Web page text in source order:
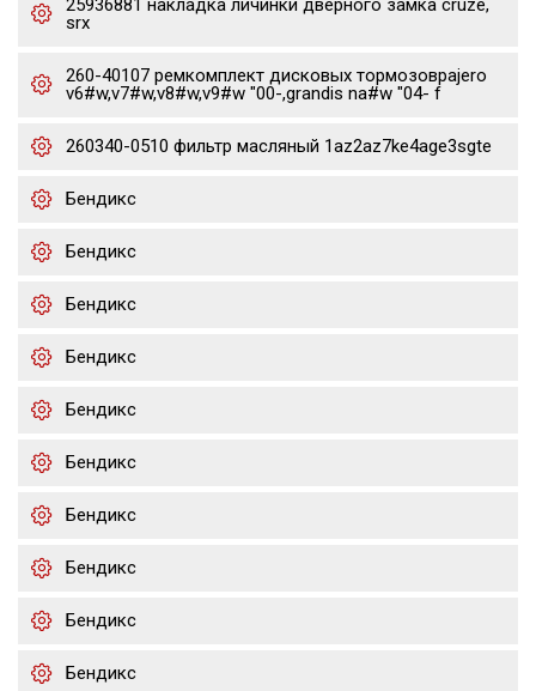
25936881 накладка личинки дверного замка cruze,
srx
260-40107 ремкомплект дисковых тормозовpajero
v6#w,v7#w,v8#w,v9#w "00-,grandis na#w "04- f
260340-0510 фильтр масляный 1az2az7ke4age3sgte
Бендикс
Бендикс
Бендикс
Бендикс
Бендикс
Бендикс
Бендикс
Бендикс
Бендикс
Бендикс